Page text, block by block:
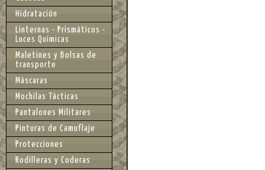
Hidratación
Linternas - Prismáticos -
Luces Químicas
Maletines y Bolsas de
transporte
Máscaras
Mochilas Tácticas
Pantalones Militares
Pinturas de Camuflaje
Protecciones
Rodilleras y Coderas